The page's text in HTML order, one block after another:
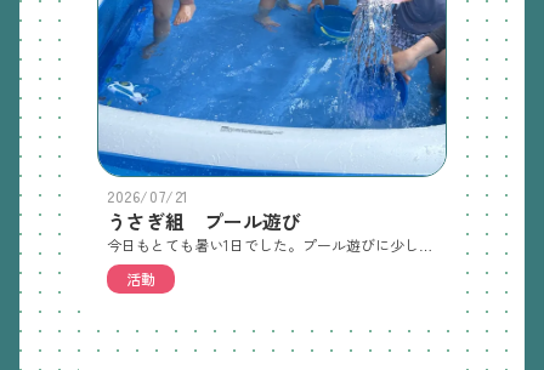
2026/07/21
うさぎ組 プール遊び
活動